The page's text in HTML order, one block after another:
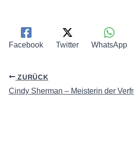
Facebook Twitter WhatsApp
ZURÜCK
Cindy Sherman – Meisterin der